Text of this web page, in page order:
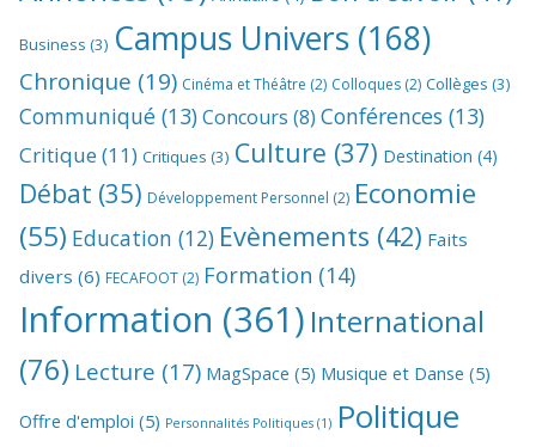
Business (3) Campus Univers (168)
Chronique (19) Cinéma et Théâtre (2) Colloques (2) Collèges (3)
Communiqué (13)Concours (8) Conférences (13)
Critique(11) Critiques (3) Culture (37) Destination (4)
Débat (35) Développement Personnel (2) Economie
(55) Education (12) Evènements (42) Faits
divers (6) FECAFOOT (2) Formation (14)
Information (361) International
(76) Lecture (17) MagSpace (5) Musique et Danse (5)
Offre d'emploi (5) Personnalités Politiques (1) Politique